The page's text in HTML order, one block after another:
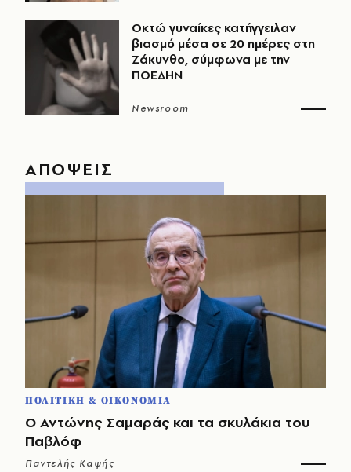
Οκτώ γυναίκες κατήγγειλαν
βιασμό μέσα σε 20 ημέρες στη
Ζάκυνθο, σύμφωνα με την
ΠΟΕΔΗΝ
Newsroom
ΑΠΟΨΕΙΣ
ΠΟΛΙΤΙΚΗ & ΟΙΚΟΝΟΜΙΑ
Ο Αντώνης Σαμαράς και τα σκυλάκια του
Παβλόφ
Παντελής Καψής